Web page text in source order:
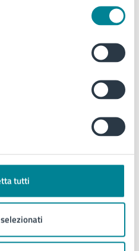
tutti
secondo la disposizione
n. 73 del
il minor ritardo possibile.
09/2024 alle 01:00 del
veicolare su via
al piazzale “Armando
possa essere sospesa o
09/2024 alle 01:00 del
la sosta dei veicoli possa
compresi quelli al
impedita o ridotta